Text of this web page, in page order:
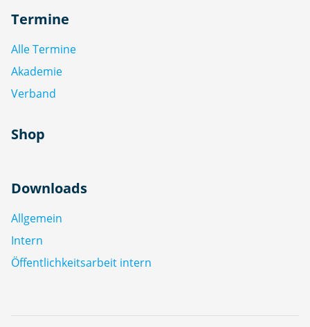
Termine
Alle Termine
Akademie
Verband
Shop
Downloads
Allgemein
Intern
Öffentlichkeitsarbeit intern